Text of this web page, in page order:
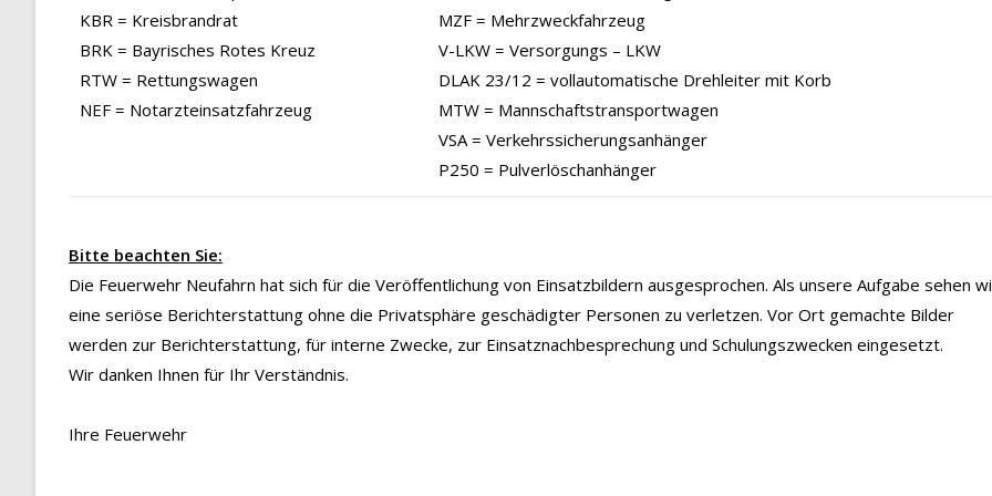
KBR = Kreisbrandrat
BRK = Bayrisches Rotes Kreuz
RTW = Rettungswagen
NEF = Notarzteinsatzfahrzeug
MZF = Mehrzweckfahrzeug
V-LKW = Versorgungs – LKW
DLAK 23/12 = vollautomatische Drehleiter mit Korb
MTW = Mannschaftstransportwagen
VSA = Verkehrssicherungsanhänger
P250 = Pulverlöschanhänger
Bitte beachten Sie:
Die Feuerwehr Neufahrn hat sich für die Veröffentlichung von Einsatzbildern ausgesprochen. Als unsere Aufgabe sehen
eine seriöse Berichterstattung ohne die Privatsphäre geschädigter Personen zu verletzen. Vor Ort gemachte Bilder
werden zur Berichterstattung, für interne Zwecke, zur Einsatznachbesprechung und Schulungszwecken eingesetzt.
Wir danken Ihnen für Ihr Verständnis.
Ihre Feuerwehr